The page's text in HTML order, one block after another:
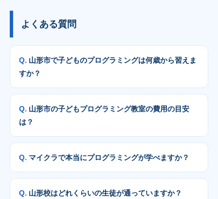
よくある質問
山形市で子どものプログラミングは何歳から習えま
すか？
山形市の子どもプログラミング教室の費用の目安
は？
マイクラで本当にプログラミングが学べますか？
山形校はどれくらいの生徒が通っていますか？